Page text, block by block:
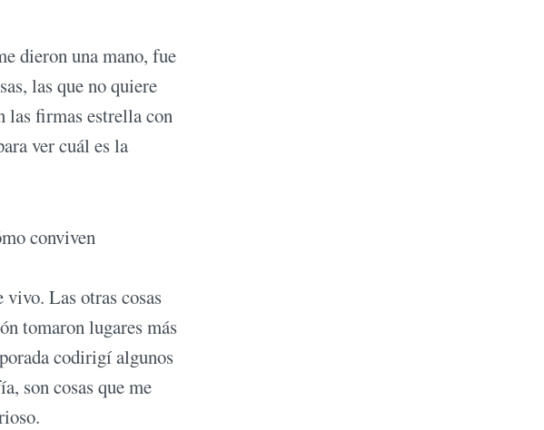
dieron una mano, fue
las que no quiere
las firmas estrella con
ver cuál es la
conviven
Las otras cosas
tomaron lugares más
codirigí algunos
son cosas que me